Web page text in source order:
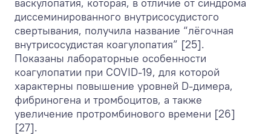
диссеминированного внутрисосудистого
свертывания, получила название “лёгочная
внутрисосудистая коагулопатия” [25].
Показаны лабораторные особенности
коагулопатии при COVID-19, для которой
характерны повышение уровней D-димера,
фибриногена и тромбоцитов, а также
увеличение протромбинового времени [26]
[27].